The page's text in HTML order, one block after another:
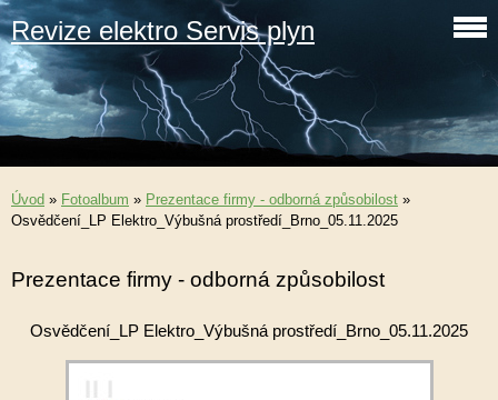
Revize elektro Servis plyn
Úvod » Fotoalbum » Prezentace firmy - odborná způsobilost »
Osvědčení_LP Elektro_Výbušná prostředí_Brno_05.11.2025
Prezentace firmy - odborná způsobilost
Osvědčení_LP Elektro_Výbušná prostředí_Brno_05.11.2025